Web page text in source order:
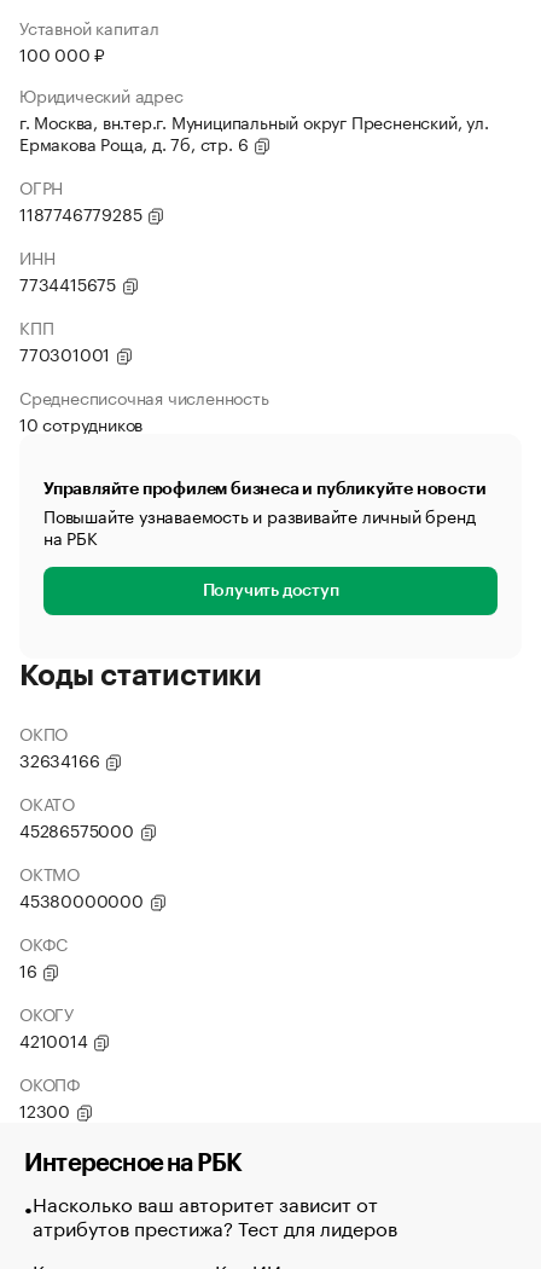
Уставной капитал
100 000 ₽
Юридический адрес
г. Москва, вн.тер.г. Муниципальный округ Пресненский, ул.
Ермакова Роща, д. 7б, стр. 6
ОГРН
1187746779285
ИНН
7734415675
КПП
770301001
Среднесписочная численность
10 сотрудников
Управляйте профилем бизнеса и публикуйте новости
Повышайте узнаваемость и развивайте личный бренд
на РБК
Получить доступ
Коды статистики
ОКПО
32634166
ОКАТО
45286575000
ОКТМО
45380000000
ОКФС
16
ОКОГУ
4210014
ОКОПФ
12300
Интересное на РБК
Насколько ваш авторитет зависит от
атрибутов престижа? Тест для лидеров